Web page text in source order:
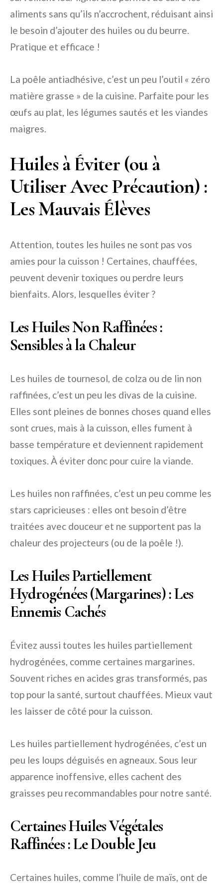
aliments sans qu’ils n’accrochent, réduisant ainsi
le besoin d’ajouter des huiles ou du beurre.
Pratique et efficace !
La poêle antiadhésive, c’est un peu l’outil « zéro
matière grasse » de la cuisine. Parfaite pour les
œufs au plat, les légumes sautés et les viandes
maigres.
Huiles à Éviter (ou à
Utiliser Avec Précaution) :
Les Mauvais Élèves
Attention, toutes les huiles ne sont pas vos
amies pour la cuisson ! Certaines, chauffées,
peuvent devenir toxiques ou perdre leurs
bienfaits. Alors, lesquelles éviter ?
Les Huiles Non Raffinées :
Sensibles à la Chaleur
Les huiles de tournesol, de colza ou de lin non
raffinées, c’est un peu les divas de la cuisine.
Elles sont pleines de bonnes choses quand elles
sont crues, mais à la cuisson, elles fument à
basse température et deviennent rapidement
toxiques. À éviter donc pour cuire la viande.
Les huiles non raffinées, c’est un peu comme les
stars capricieuses : elles ont besoin d’être
traitées avec douceur et ne supportent pas la
chaleur des projecteurs (ou de la poêle !).
Les Huiles Partiellement
Hydrogénées (Margarines) : Les
Ennemis Cachés
Évitez aussi toutes les huiles partiellement
hydrogénées, comme certaines margarines.
Souvent riches en acides gras transformés, pas
top pour la santé, surtout chauffées. Mieux vaut
les laisser de côté pour la cuisson.
Les huiles partiellement hydrogénées, c’est un
peu les loups déguisés en agneaux. Sous leur
apparence inoffensive, elles cachent des
graisses peu recommandables pour notre santé.
Certaines Huiles Végétales
Raffinées : Le Double Jeu
Certaines huiles, comme l’huile de maïs, ont de